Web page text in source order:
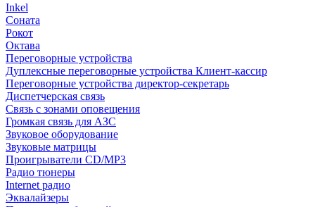
Inkel
Соната
Рокот
Октава
Переговорные устройства
Дуплексные переговорные устройства Клиент-кассир
Переговорные устройства директор-секретарь
Диспетчерская связь
Связь с зонами оповещения
Громкая связь для АЗС
Звуковое оборудование
Звуковые матрицы
Проигрыватели CD/MP3
Радио тюнеры
Internet радио
Эквалайзеры